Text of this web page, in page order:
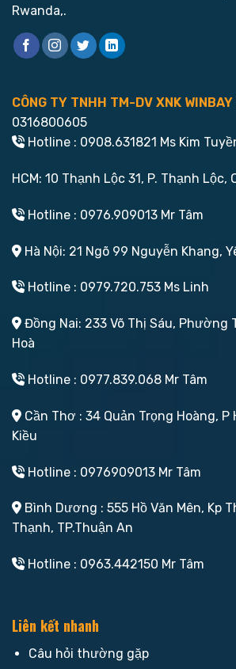
Rwanda,.
CÔNG TY TNHH TM-DV XNK WINBAY
0316800605
Hotline : 0908.631821 Ms Kim
HCM: 10 Thạnh Lộc 31, P. Thạnh Lộc,
Hotline : 0976.909013 Mr Tâm
Hà Nội: 21 Ngõ 99 Nguyễn Khang,
Hotline : 0979.720.753 Ms Linh
Đồng Nai: 233 Võ Thị Sáu, Phường
Hoà
Hotline : 0977.839.068 Mr Tâm
Cần Thơ : 34 Quản Trọng Hoàng, P
Kiều
Hotline : 0976909013 Mr Tâm
Bình Dương : 555 Hồ Văn Mên, Kp
Thạnh, TP.Thuận An
Hotline : 0963.442150 Mr Tâm
Liên kết nhanh
Câu hỏi thường gặp